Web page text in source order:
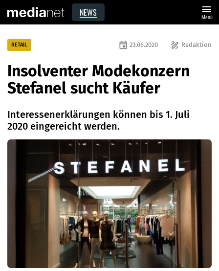
NEWS menu
Menü
RETAIL draw Redaktion
event 23.06.2020
Insolventer Modekonzern
Stefanel sucht Käufer
Interessenerklärungen können bis 1. Juli
2020 eingereicht werden.